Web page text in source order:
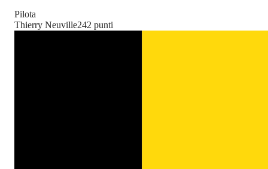
Pilota
Thierry Neuville242 punti